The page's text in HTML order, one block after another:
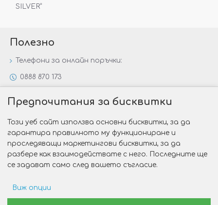
SILVER“
Полезно
Телефони за онлайн поръчки:
0888 870 173
Специални предложения
Защо да изберете Victoria Gold&Silver?
Как да изберем годежен пръстен?
Предпочитания за бисквитки
Този уеб сайт използва основни бисквитки, за да
гарантира правилното му функциониране и
проследяващи маркетингови бисквитки, за да
разбере как взаимодействате с него. Последните ще
се задават само след вашето съгласие.
Виж опции